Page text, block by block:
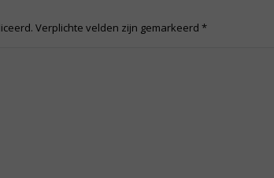
Verplichte velden zijn gemarkeerd*